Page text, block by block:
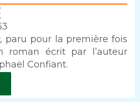
paru pour la première fois
roman écrit par l’auteur
Confiant.